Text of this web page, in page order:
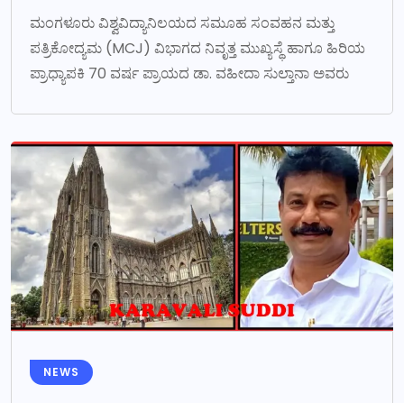
ಮಂಗಳೂರು ವಿಶ್ವವಿದ್ಯಾನಿಲಯದ ಸಮೂಹ ಸಂವಹನ ಮತ್ತು
ಪತ್ರಿಕೋದ್ಯಮ (MCJ) ವಿಭಾಗದ ನಿವೃತ್ತ ಮುಖ್ಯಸ್ಥೆ ಹಾಗೂ ಹಿರಿಯ
ಪ್ರಾಧ್ಯಾಪಕಿ 70 ವರ್ಷ ಪ್ರಾಯದ ಡಾ. ವಹೀದಾ ಸುಲ್ತಾನಾ ಅವರು
NEWS